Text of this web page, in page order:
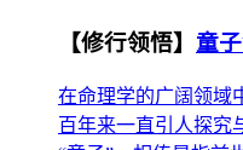
【修行领悟】 童
在命理学的广阔领域
百年来一直引人探